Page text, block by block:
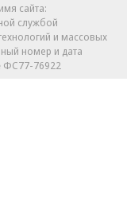
сайта:
службой
и массовых
номер и дата
76922